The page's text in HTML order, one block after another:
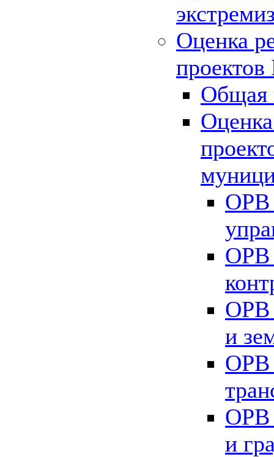
Оценка
Общая
ОРВ
ОРВ
ОРВ
и
ОРВ
ОРВ
и